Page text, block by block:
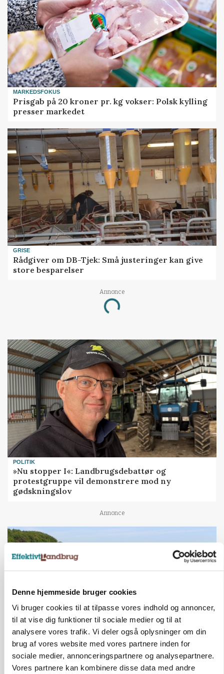
Denne hjemmeside bruger cookies
Vi bruger cookies til at tilpasse vores indhold og annoncer,
til at vise dig funktioner til sociale medier og til at
analysere vores trafik. Vi deler også oplysninger om din
brug af vores website med vores partnere inden for
sociale medier, annonceringspartnere og analysepartnere.
Vores partnere kan kombinere disse data med andre
MARKEDSFOKUS
Prisgab på 20 kroner pr. kg vokser: Polsk kylling
presser markedet
GRISE
Rådgiver om DB-Tjek: Små justeringer kan give
store besparelser
Annonce
Loading...
POLITIK
»Nu stopper I«: Landbrugsdebattør og
protestgruppe vil demonstrere mod ny
gødskningslov
Annonce
KVÆG
Snart kan man søge tilskud til naturprojekter